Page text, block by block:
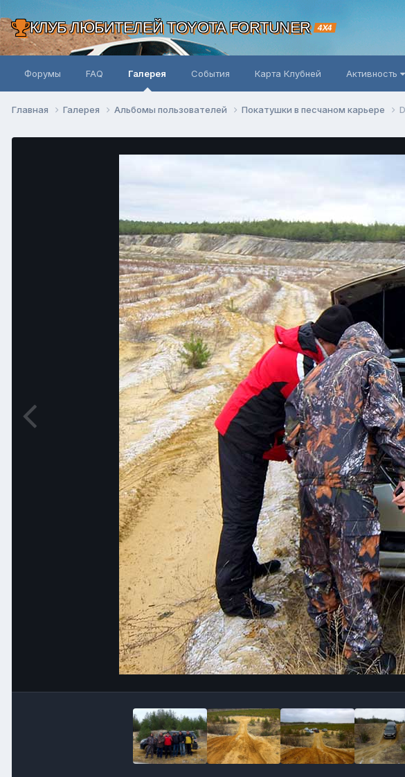
КЛУБ ЛЮБИТЕЛЕЙ TOYOTA FORTUNER 4X4
Форумы FAQ Галерея События Карта Клубней Активность
Главная Галерея Альбомы пользователей Покатушки в песчаном карьере